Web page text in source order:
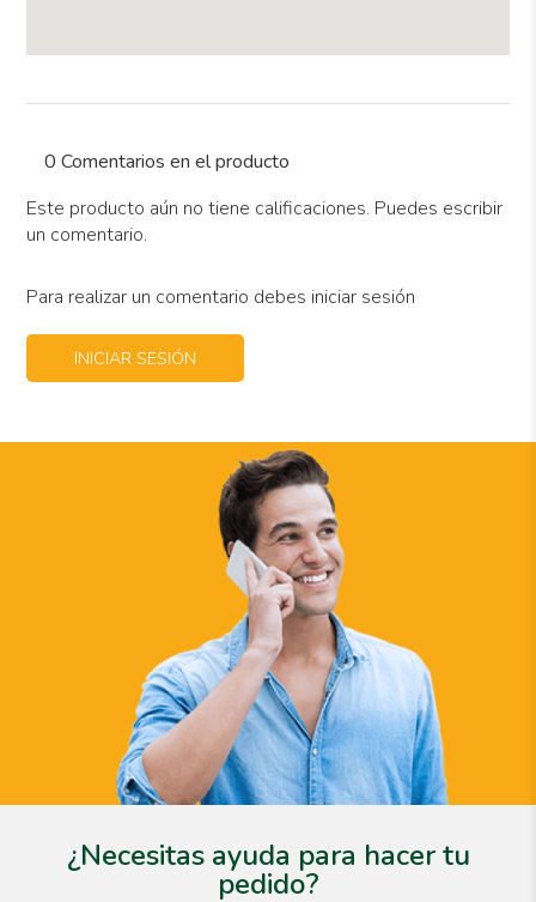
0 Comentarios en el producto
Este producto aún no tiene calificaciones. Puedes escribir
un comentario.
Para realizar un comentario debes iniciar sesión
INICIAR SESIÓN
¿Necesitas ayuda para hacer tu
pedido?